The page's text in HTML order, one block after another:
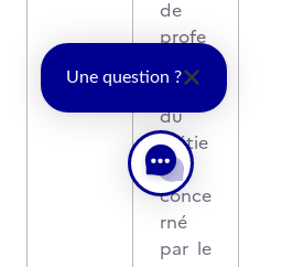
de
profe
ssion
nels
du
métie
r
conce
rné
par le
Une question ?